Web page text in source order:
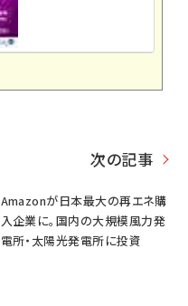
次の記事
Amazonが日本最大の再エネ購
入企業に。国内の大規模風力発
電所・太陽光発電所に投資